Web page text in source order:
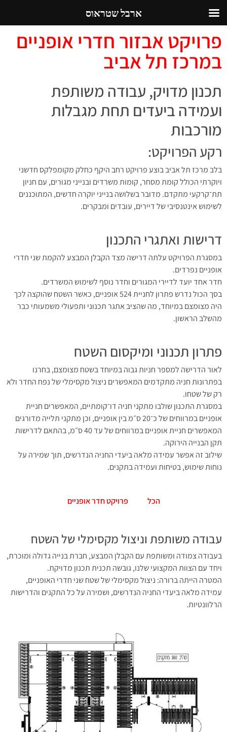
פרויקט אבזור חדרי אופניים
במרכז תל אביב
תכנון מדויק, עבודה משותפת
ועמידה ביעדים תחת מגבלות
מורכבות
רקע הפרויקט:
בלב מרכז תל אביב בוצע פרויקט רחב היקף כחלק מקומפלקס חדשני
ויוקרתי הכולל קומת מסחר, קומות משרדים ובנייני מגורים, עם חניון
תת־קרקעי מתקדם. מדובר בשלושה בנייני יוקרה חדשים, המתוכננים
לשימוש אינטנסיבי של דיירים, עובדים ומבקרים.
דרישות ואתגרי התכנון
במסגרת הפרויקט עלתה דרישה מצד הקבלן המבצע להקמת שני חדרי
אופניים נפרדים.
חדר אחד יועד לדיירי המגורים וחדר נוסף לשימוש המשרדים.
בסך הכול נדרש פתרון לחניית 524 אופניים, כאשר השטח שהוקצה לכך
היה מצומצם במיוחד, מה שהציב אתגר תכנוני ותפעולי משמעותי כבר
מהשלב הראשון.
פתרון תכנוני ומיקסום השטח
לאור הדרישה למספר חניות גבוה במיוחד בשטח מצומצם, בחרנו
בפתרונות חניה מתקדמים המאפשרים ניצול מקסימלי של נפח החדר ולא
רק של שטחו.
במסגרת התכנון שולבו מתקני חניה דו־קומתיים, המאפשרים חניית
אופניים במרווחים של כ־20 ס״מ בין אופניים, וכן מתקני תלייה מדורגים
המאפשרים חניית אופניים במרווחים של עד 40 ס״מ, בהתאם לדרישות
תקן הבנייה הירוקה.
שילוב זה אפשר עמידה מלאה ביעדי החניה הנדרשים, תוך שמירה על
נוחות שימוש, בטיחות ועמידה בתקנים.
הכל פרויקט חדר אופניים
עבודה משותפת וניצול מקסימלי של השטח
בעבודה צמודה ומשותפת עם הקבלן המבצע, חברת בנייה גדולה ומוכרת,
ויחד עם הצוות המקצועי שלנו, גובשה תכנית תכנון מדויקת.
המטרה הייתה ברורה: ניצול מקסימלי של שטח שני חדרי האופניים,
עמידה מלאה ביעדי החניה הנדרשים, ושמירה על כל התקנים והדרישות
הרלוונטיות.
ארבל שטראוס